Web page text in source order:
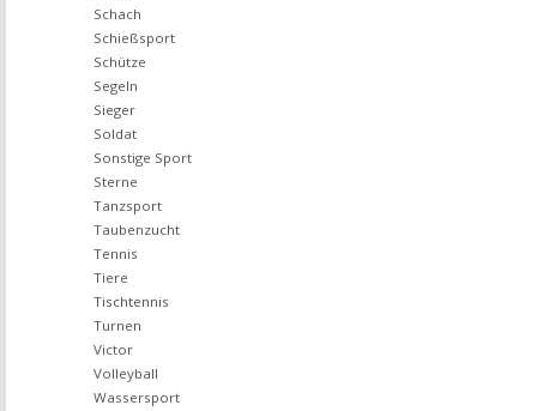
Schach
Schießsport
Schütze
Segeln
Sieger
Soldat
Sonstige Sport
Sterne
Tanzsport
Taubenzucht
Tennis
Tiere
Tischtennis
Turnen
Victor
Volleyball
Wassersport